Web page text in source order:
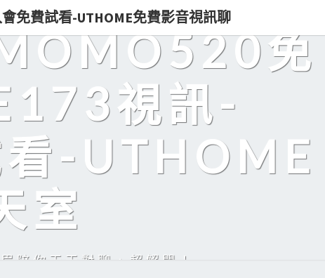
免費試看-UTHOME免費影音視訊聊
免
視訊-
-UTHOME
室
陪你天天對聊，超解悶！